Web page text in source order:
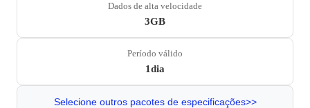
Dados de alta velocidade
3GB
Período válido
1dia
Selecione outros pacotes de especificações>>